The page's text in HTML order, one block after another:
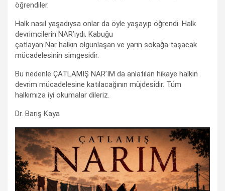
öğrendiler.
Halk nasıl yaşadıysa onlar da öyle yaşayıp öğrendi. Halk
devrimcilerin NAR’ıydı. Kabuğu
çatlayan Nar halkın olgunlaşan ve yarın sokağa taşacak
mücadelesinin simgesidir.
Bu nedenle ÇATLAMIŞ NAR’IM da anlatılan hikaye halkın
devrim mücadelesine katılacağının müjdesidir. Tüm
halkımıza iyi okumalar dileriz.
Dr. Barış Kaya